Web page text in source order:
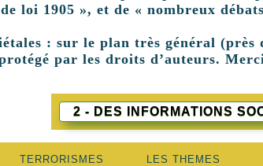
loi 1905 », et de « nombreux
: sur le plan très général (près
par les droits d’auteurs.
2 - DES INFORMATIONS
TERRORISMES LES THEMES